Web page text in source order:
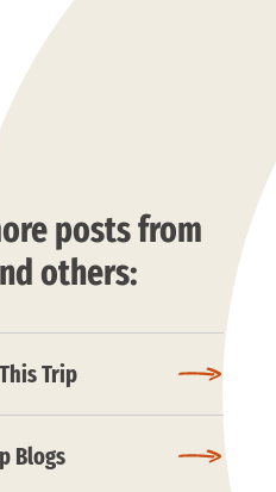
posts from
others:
Trip
Blogs